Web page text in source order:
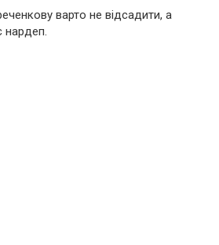
варто не відсадити, а
нардеп.